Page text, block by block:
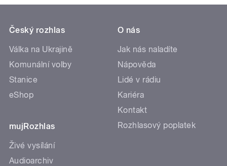
Český rozhlas
Válka na Ukrajině
Komunální volby
Stanice
eShop
mujRozhlas
Živé vysílání
Audioarchiv
O nás
Jak nás naladíte
Nápověda
Lidé v rádiu
Kariéra
Kontakt
Rozhlasový poplatek